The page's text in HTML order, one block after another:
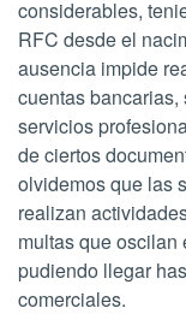
considerables,
RFC desde el
ausencia impide
cuentas
servicios
de ciertos
olvidemos que las
realizan
multas que oscilan
pudiendo llegar
comerciales.